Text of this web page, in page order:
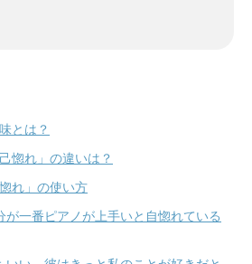
とは？
惚れ」の違いは？
れ」の使い方
が一番ピアノが上手いと自惚れている